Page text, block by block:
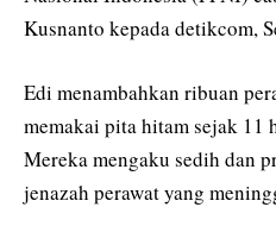
Kusnanto kepada detikcom,
Edi menambahkan ribuan
memakai pita hitam sejak 11
Mereka mengaku sedih dan
jenazah perawat yang